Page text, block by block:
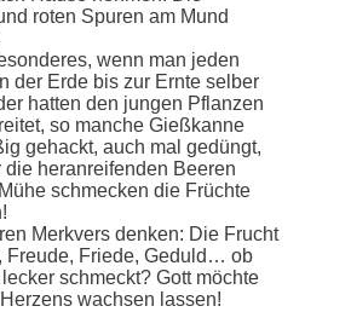
roten Spuren am Mund
wenn man jeden
der Erde bis zur Ernte selber
hatten den jungen Pflanzen
so manche Gießkanne
gehackt, auch mal gedüngt,
heranreifenden Beeren
schmecken die Früchte
Merkvers denken: Die Frucht
Freude, Friede, Geduld… ob
schmeckt? Gott möchte
wachsen lassen!